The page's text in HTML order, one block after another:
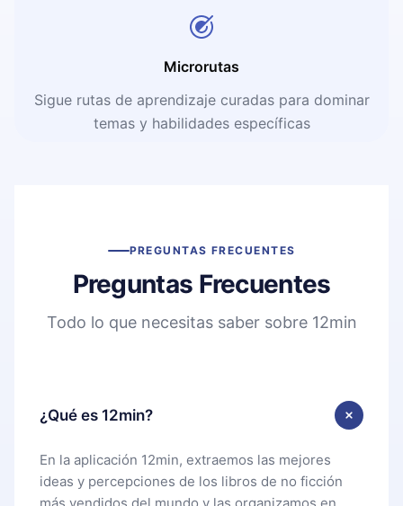
Microrutas
Sigue rutas de aprendizaje curadas para dominar
temas y habilidades específicas
PREGUNTAS FRECUENTES
Preguntas Frecuentes
Todo lo que necesitas saber sobre 12min
¿Qué es 12min?
En la aplicación 12min, extraemos las mejores
ideas y percepciones de los libros de no ficción